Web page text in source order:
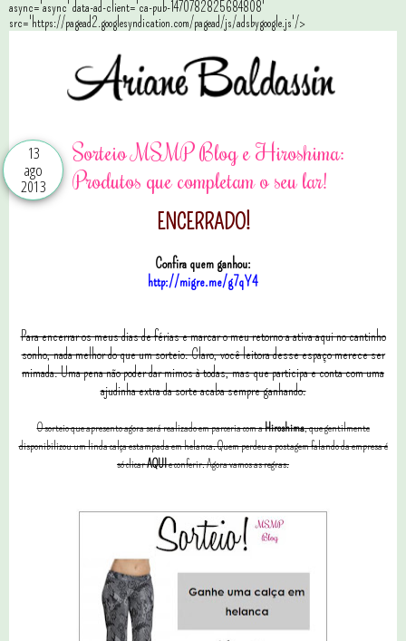
async='async' data-ad-client='ca-pub-1470782825684808'
src='https://pagead2.googlesyndication.com/pagead/js/adsbygoogle.js'/>
13
ago
2013
Sorteio MSMP Blog e Hiroshima:
Produtos que completam o seu lar!
ENCERRADO!
Confira quem ganhou:
http://migre.me/g7qY4
Para encerrar os meus dias de férias e marcar o meu retorno a ativa aqui no cantinho
sonho, nada melhor do que um sorteio. Claro, você leitora desse espaço merece ser
mimada. Uma pena não poder dar mimos à todas, mas que participa e conta com uma
ajudinha extra da sorte acaba sempre ganhando.
O sorteio que apresento agora será realizado em parceria com aHiroshima, que gentilmente
disponibilizou um linda calça estampada em helanca. Quem perdeu a postagem falando da empresa é
só clicarAQUIe conferir. Agora vamos as regras.